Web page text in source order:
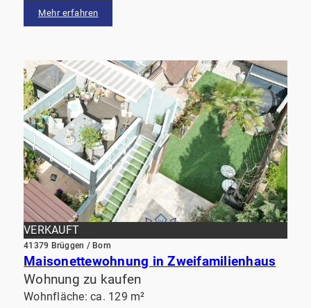
Mehr erfahren
VERKAUFT
41379 Brüggen / Born
Maisonettewohnung in Zweifamilienhaus
Wohnung zu kaufen
Wohnfläche: ca. 129 m²